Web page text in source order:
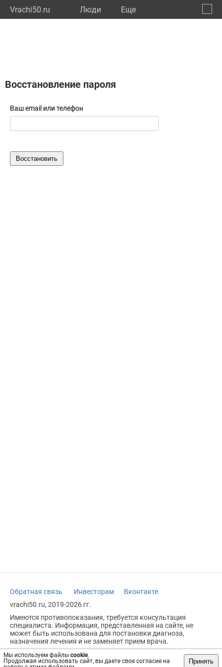
Vrachi50.ru Люди Eще
Мы используем файлы cookie.
Продолжая использовать сайт, вы даете свое согласие на
Принять
Восстановление пароля
Ваш email или телефон
Обратная связь Инвесторам
Вконтакте
vrachi50.ru, 2019-2026 гг.
Имеются противопоказания, требуется консультация
специалиста. Информация, представленная на сайте, не
может быть использована для постановки диагноза,
назначения лечения и не заменяет прием врача.
Возрастное ограничение: 18+